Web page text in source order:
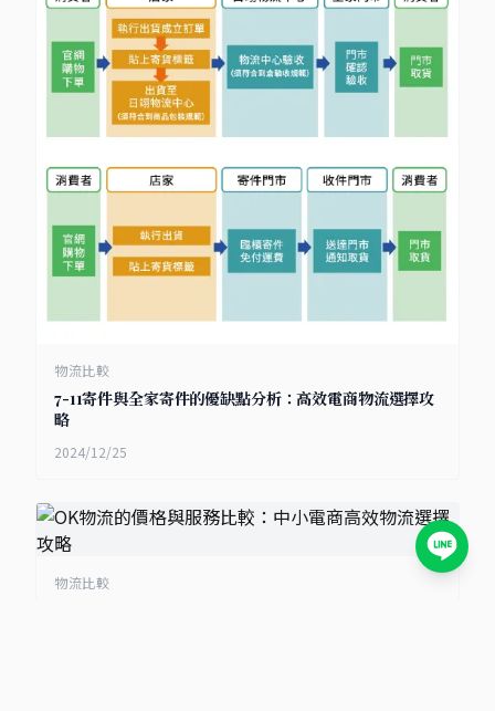
物流比較
7-11寄件與全家寄件的優缺點分析：高效電商物流選擇攻
略
2024/12/25
物流比較